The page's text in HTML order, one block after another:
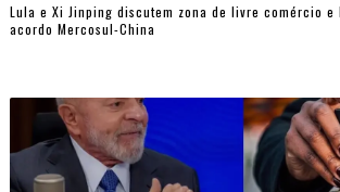
Lula e Xi Jinping discutem zona de livre comércio e
acordo Mercosul-China